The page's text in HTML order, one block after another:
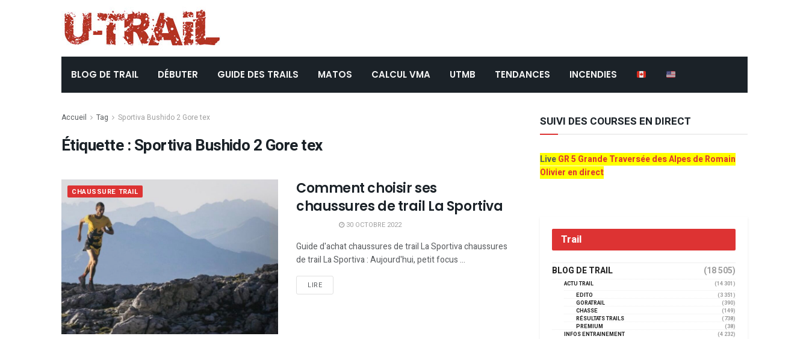
BLOG DE TRAIL DÉBUTER GUIDE DES TRAILS MATOS CALCUL VMA UTMB TENDANCES INCENDIES
Accueil Tag Sportiva Bushido 2 Gore tex
Étiquette :Sportiva Bushido 2 Gore tex
CHAUSSURE TRAIL
Comment choisir ses
chaussures de trail La Sportiva
30 OCTOBRE 2022
Guide d'achat chaussures de trail La Sportiva chaussures
de trail La Sportiva : Aujourd'hui, petit focus ...
LIRE
SUIVI DES COURSES EN DIRECT
LiveGR 5 Grande Traversée des Alpes de Romain
Olivier en direct
Trail
BLOG DE TRAIL (18 505)
ACTU TRAIL
(14 301)
EDITO
(3 351)
GORATRAIL
(390)
CHASSE
(149)
RÉSULTATS TRAILS
(738)
PREMIUM
(38)
INFOS ENTRAINEMENT
(4 232)